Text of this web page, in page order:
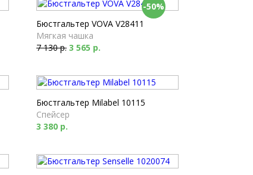
-50%
Бюстгальтер VOVA V28411
Мягкая чашка
7 130 р. 3 565 р.
Бюстгальтер Milabel 10115
Спейсер
3 380 р.